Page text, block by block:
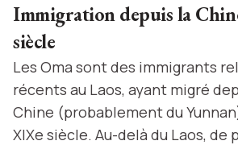
Immigration depuis la
siècle
Les Oma sont des immigrants
récents au Laos, ayant migré
Chine (probablement du
XIXe siècle. Au-delà du Laos, de